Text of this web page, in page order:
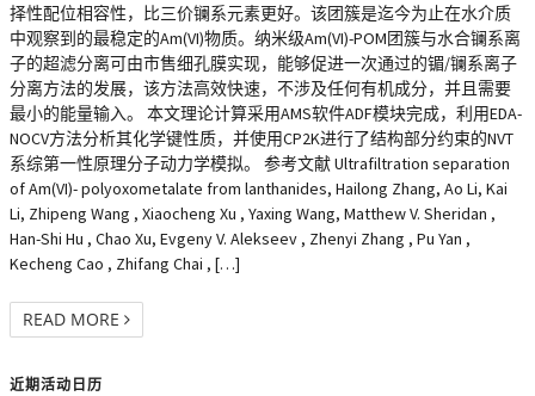
择性配位相容性，比三价镧系元素更好。该团簇是迄今为止在水介质
中观察到的最稳定的Am(VI)物质。纳米级Am(VI)-POM团簇与水合镧系离
子的超滤分离可由市售细孔膜实现，能够促进一次通过的镅/镧系离子
分离方法的发展，该方法高效快速，不涉及任何有机成分，并且需要
最小的能量输入。 本文理论计算采用AMS软件ADF模块完成，利用EDA-
NOCV方法分析其化学键性质，并使用CP2K进行了结构部分约束的NVT
系综第一性原理分子动力学模拟。 参考文献 Ultrafiltration separation
of Am(VI)- polyoxometalate from lanthanides, Hailong Zhang, Ao Li, Kai
Li, Zhipeng Wang , Xiaocheng Xu , Yaxing Wang, Matthew V. Sheridan ,
Han-Shi Hu , Chao Xu, Evgeny V. Alekseev , Zhenyi Zhang , Pu Yan ,
Kecheng Cao , Zhifang Chai , […]
READ MORE
近期活动日历